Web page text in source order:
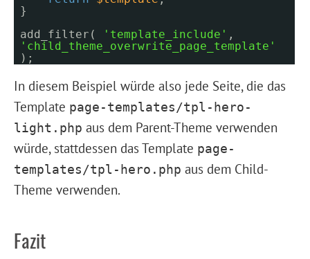
}
add_filter(
'template_include' ,
'child_theme_overwrite_page_template'
);
In diesem Beispiel würde also jede Seite, die das
Template page-templates/tpl-hero-
light.php aus dem Parent-Theme verwenden
würde, stattdessen das Template page-
templates/tpl-hero.php aus dem Child-
Theme verwenden.
Fazit